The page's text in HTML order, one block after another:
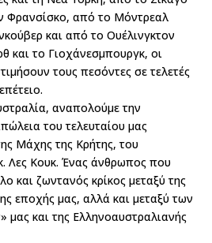
Φρανσίσκο, από το Μόντρεαλ
και από το Ουέλινγκτον
και το Γιοχάνεσμπουργκ, οι
τους πεσόντες σε τελετές
αναπολούμε την
του τελευταίου μας
Μάχης της Κρήτης, του
Λες Κουκ. Ένας άνθρωπος που
και ζωντανός κρίκος μεταξύ της
εποχής μας, αλλά και μεταξύ των
μας και της Ελληνοαυστραλιανής